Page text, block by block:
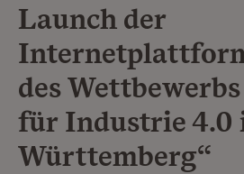
Launch der
des
für Industrie 4.0
Württemberg“